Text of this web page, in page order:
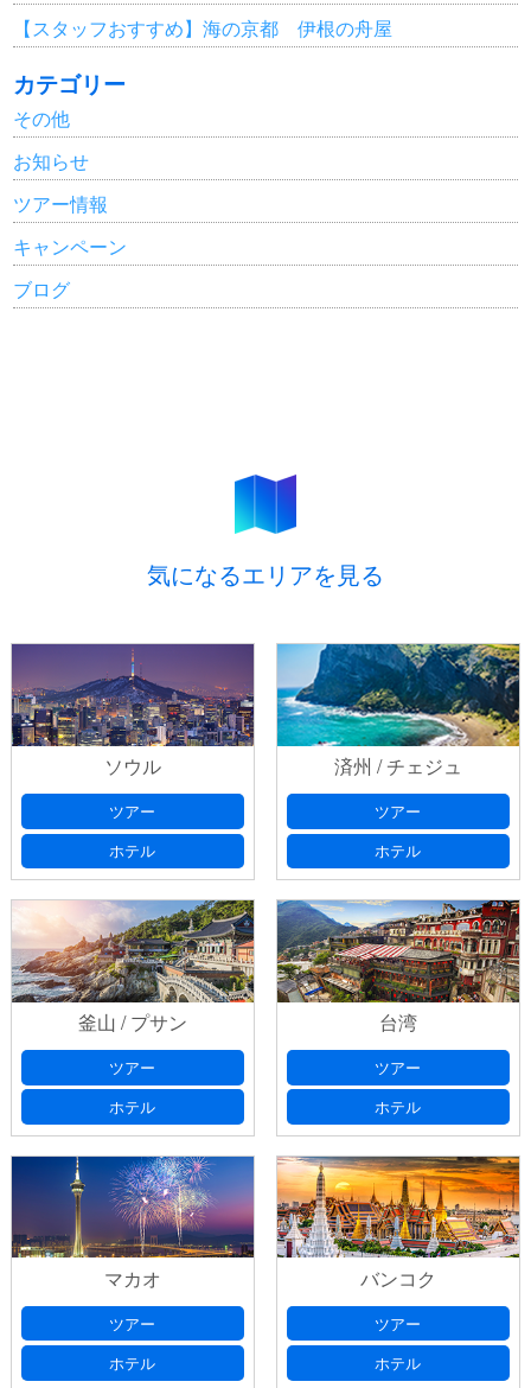
【スタッフおすすめ】海の京都 伊根の舟屋
カテゴリー
その他
お知らせ
ツアー情報
キャンペーン
ブログ
気になるエリアを見る
ソウル
ツアー
ホテル
済州 / チェジュ
ツアー
ホテル
釜山 / プサン
ツアー
ホテル
台湾
ツアー
ホテル
マカオ
ツアー
ホテル
バンコク
ツアー
ホテル